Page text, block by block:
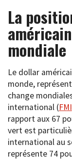
La
mondiale
Le dollar
monde,
change
international (FMI
rapport aux 67
vert est
international au
représente 74